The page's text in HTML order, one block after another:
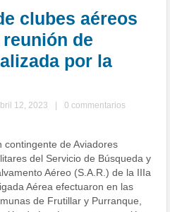
clubes aéreos
de
por la
12, 2023
0 commentarios
contingente de Aviadores
del Servicio de Búsqueda y
Aéreo (S.A.R.) de la IIIa
Aérea efectuaron en las
de Frutillar y Purranque,